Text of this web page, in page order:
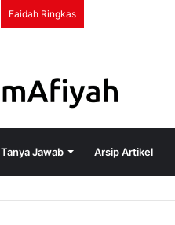
Faidah Ringkas
Tanya Jawab Arsip Artikel